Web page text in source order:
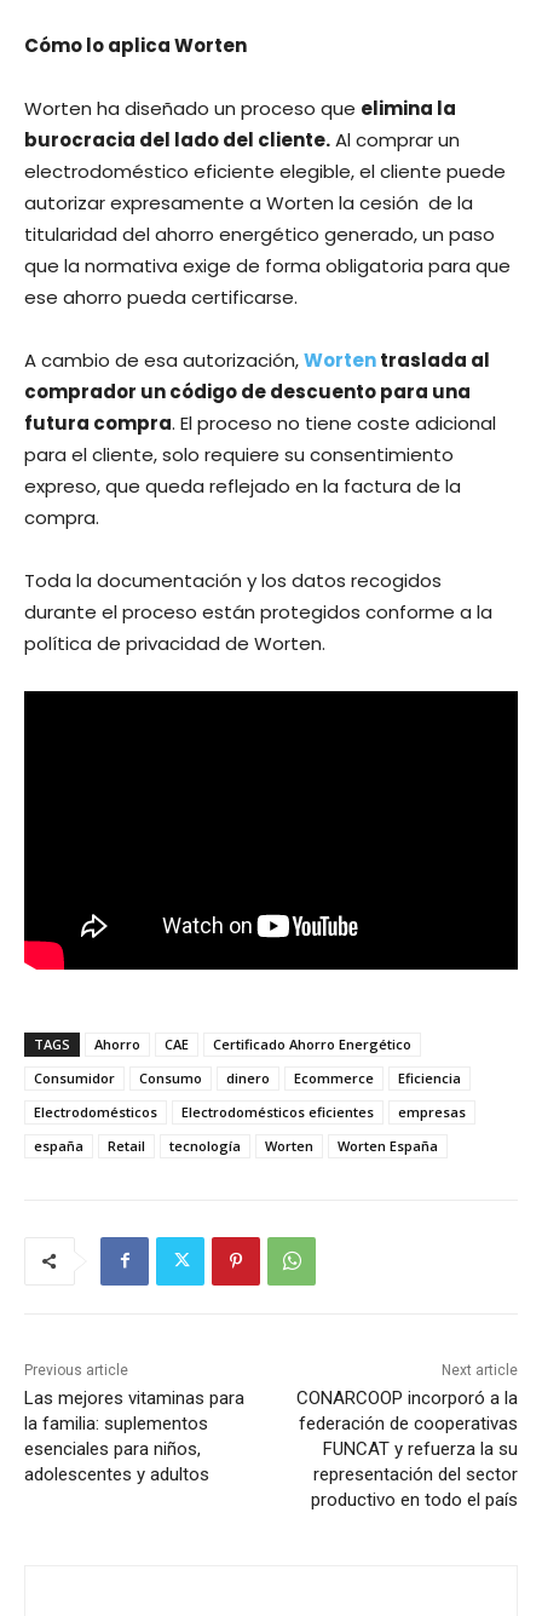
Cómo lo aplica Worten
Worten ha diseñado un proceso que elimina la
burocracia del lado del cliente.Al comprar un
electrodoméstico eficiente elegible, el cliente puede
autorizar expresamente a Worten la cesión de la
titularidad del ahorro energético generado, un paso
que la normativa exige de forma obligatoria para que
ese ahorro pueda certificarse.
A cambio de esa autorización,Wortentraslada al
comprador un código de descuento para una
futura compra. El proceso no tiene coste adicional
para el cliente, solo requiere su consentimiento
expreso, que queda reflejado en la factura de la
compra.
Toda la documentación y los datos recogidos
durante el proceso están protegidos conforme a la
política de privacidad de Worten.
TAGS Ahorro CAE
Certificado Ahorro Energético
Consumidor
Consumo dinero Ecommerce
Eficiencia
Electrodomésticos
Electrodomésticos eficientes
empresas
españa
Retail tecnología Worten Worten España
Previous article
Las mejores vitaminas para
la familia: suplementos
esenciales para niños,
adolescentes y adultos
Next article
CONARCOOP incorporó a la
federación de cooperativas
FUNCAT y refuerza la su
representación del sector
productivo en todo el país